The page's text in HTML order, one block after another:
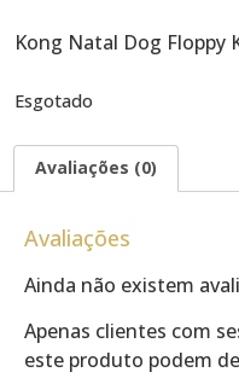
Kong Natal Dog Floppy
Esgotado
Avaliações (0)
Avaliações
Ainda não existem
Apenas clientes com
este produto podem